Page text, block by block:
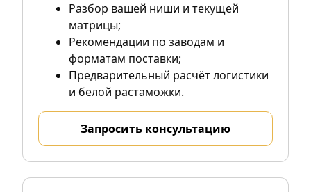
Разбор вашей ниши и текущей
матрицы;
Рекомендации по заводам и
форматам поставки;
Предварительный расчёт логистики
и белой растаможки.
Запросить консультацию